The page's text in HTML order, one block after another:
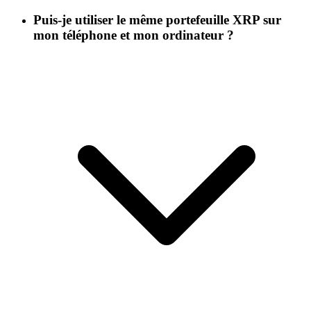
Puis-je utiliser le même portefeuille XRP sur
mon téléphone et mon ordinateur ?